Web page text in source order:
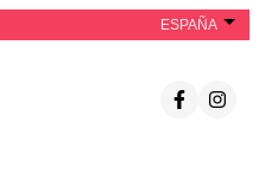
ESPAÑA